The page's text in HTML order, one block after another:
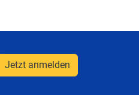
Jetzt anmelden